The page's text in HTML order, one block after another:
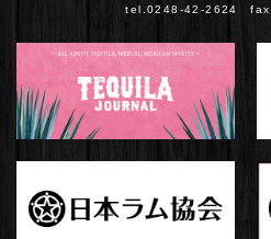
tel.0248-42-2624